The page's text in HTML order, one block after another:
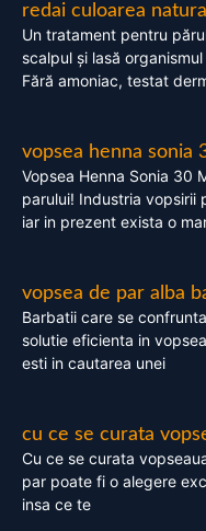
redai culoarea
Un tratament pentru
scalpul și lasă
Fără amoniac, testat
vopsea henna sonia
Vopsea Henna Sonia 30
parului! Industria vopsirii
iar in prezent exista o
vopsea de par alba
Barbatii care se
solutie eficienta in
esti in cautarea unei
cu ce se curata
Cu ce se curata
par poate fi o alegere
insa ce te